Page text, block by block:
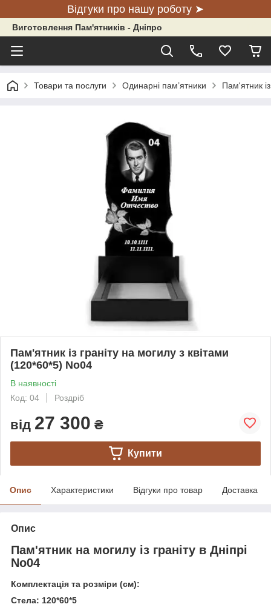
Відгуки про нашу роботу ➤
Виготовлення Пам'ятників - Дніпро
Товари та послуги Одинарні пам’ятники Пам'ятник
Пам'ятник із граніту на могилу з квітами
(120*60*5) No04
В наявності
Код: 04
Роздріб
від 27 300 ₴
Купити
Опис Характеристики Відгуки про товар Доставка
Опис
Пам'ятник на могилу із граніту в Дніпрі
No04
Комплектація та розміри (см):
Стела: 120*60*5